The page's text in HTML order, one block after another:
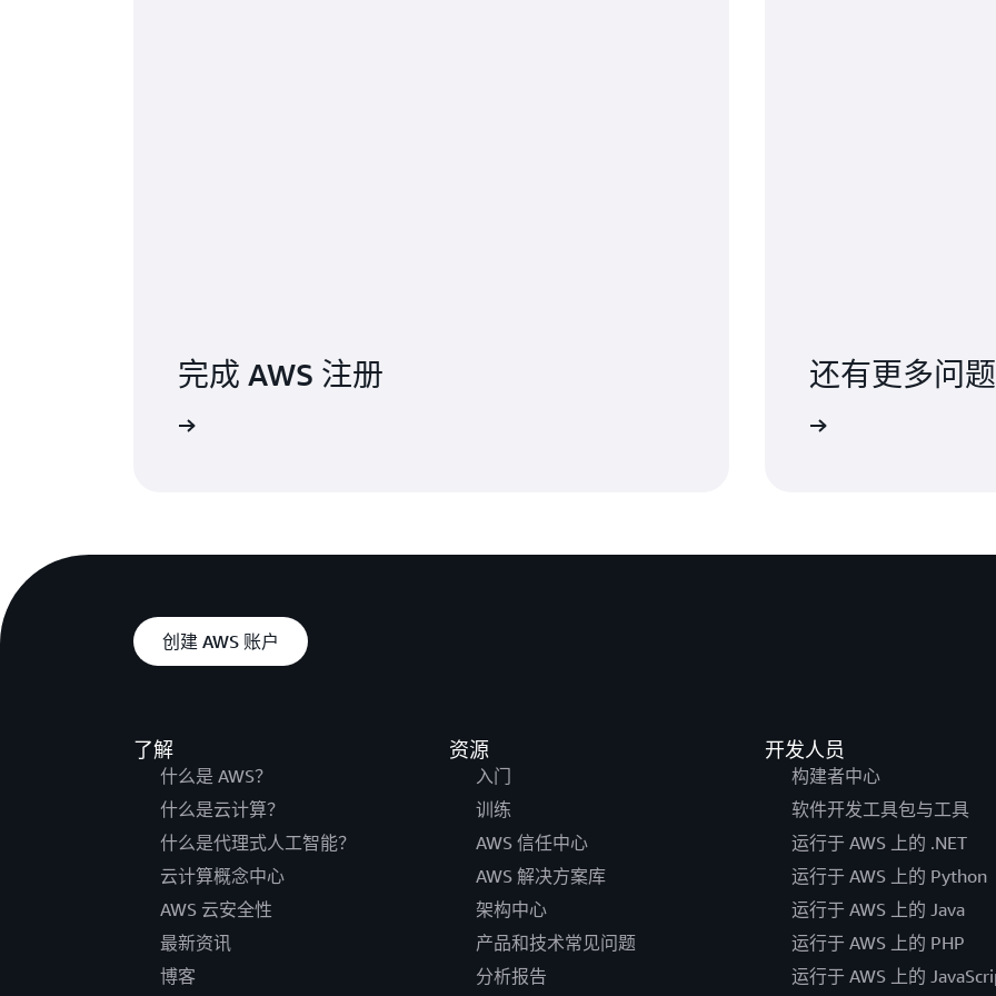
完成 AWS 注册 还有更多问
创建 AWS 账户
了解
什么是 AWS？
什么是云计算？
什么是代理式人工智能？
云计算概念中心
AWS 云安全性
最新资讯
博客
资源
入门
训练
AWS 信任中心
AWS 解决方案库
架构中心
产品和技术常见问题
分析报告
开发人员
构建者中心
软件开发工具包与工具
运行于 AWS 上的 .NET
运行于 AWS 上的 Python
运行于 AWS 上的 Java
运行于 AWS 上的 PHP
运行于 AWS 上的